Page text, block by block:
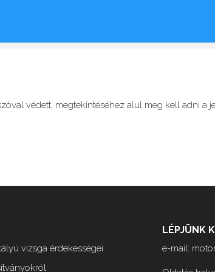
védett, megtekintéséhez alul meg kell adni a
vizsga érdekességei
LÉPJÜNK
e-mail: